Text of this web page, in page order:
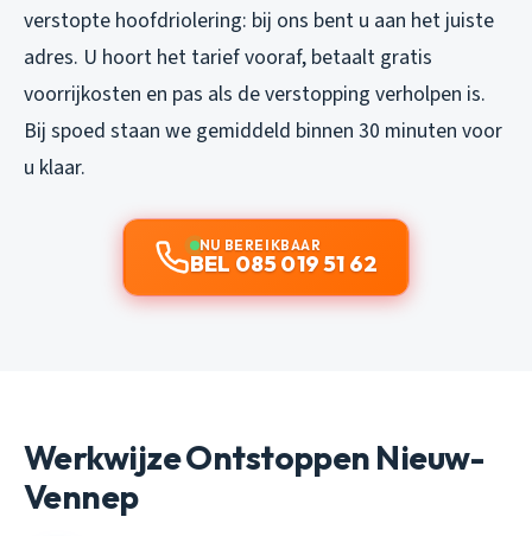
verstopte hoofdriolering: bij ons bent u aan het juiste
adres. U hoort het tarief vooraf, betaalt gratis
voorrijkosten en pas als de verstopping verholpen is.
Bij spoed staan we gemiddeld binnen 30 minuten voor
u klaar.
NU BEREIKBAAR
BEL 085 019 51 62
Werkwijze Ontstoppen Nieuw-
Vennep